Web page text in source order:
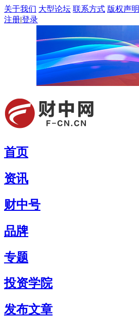
关于我们 大型论坛 联系方式 版权声明
注册|登录
首页
资讯
财中号
品牌
专题
投资学院
发布文章